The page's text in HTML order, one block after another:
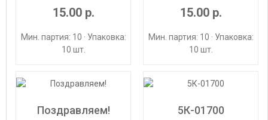
15.00 р.
Мин. партия: 10 · Упаковка:
10 шт.
15.00 р.
Мин. партия: 10 · Упаковка:
10 шт.
Поздравляем! 5К-01700